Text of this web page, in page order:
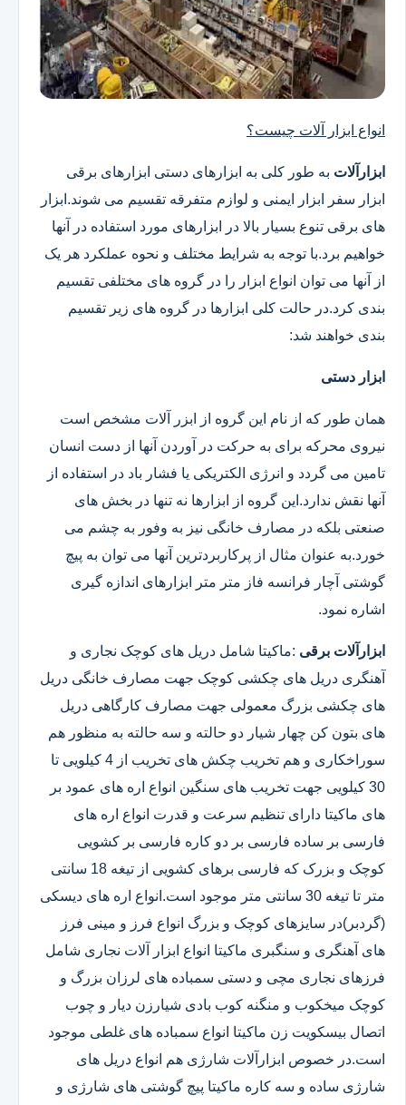
انواع ابزار آلات چیست؟
ابزارآلات به طور کلی به ابزارهای دستی ابزارهای برقی
ابزار سفر ابزار ایمنی و لوازم متفرقه تقسیم می شوند.ابزار
های برقی تنوع بسیار بالا در ابزارهای مورد استفاده در آنها
خواهیم برد.با توجه به شرایط مختلف و نحوه عملکرد هر یک
از آنها می توان انواع ابزار را در گروه های مختلفی تقسیم
بندی کرد.در حالت کلی ابزارها در گروه های زیر تقسیم
بندی خواهند شد:
ابزار دستی
همان طور که از نام این گروه از ابزر آلات مشخص است
نیروی محرکه برای به حرکت در آوردن آنها از دست انسان
تامین می گردد و انرژی الکتریکی یا فشار باد در استفاده از
آنها نقش ندارد.این گروه از ابزارها نه تنها در بخش های
صنعتی بلکه در مصارف خانگی نیز به وفور به چشم می
خورد.به عنوان مثال از پرکاربردترین آنها می توان به پیچ
گوشتی آچار فرانسه فاز متر متر ابزارهای اندازه گیری
اشاره نمود.
ابزارآلات برقی :ماکیتا شامل دریل های کوچک نجاری و
آهنگری دریل های چکشی کوچک جهت مصارف خانگی دریل
های چکشی بزرگ معمولی جهت مصارف کارگاهی دریل
های بتون کن چهار شیار دو حالته و سه حالته به منظور هم
سوراخکاری و هم تخریب چکش های تخریب از 4 کیلویی تا
30 کیلویی جهت تخریب های سنگین انواع اره های عمود بر
های ماکیتا دارای تنظیم سرعت و قدرت انواع اره های
فارسی بر ساده فارسی بر دو کاره فارسی بر کشویی
کوچک و بزرک که فارسی برهای کشویی از تیغه 18 سانتی
متر تا تیغه 30 سانتی متر موجود است.انواع اره های دیسکی
(گردبر)در سایزهای کوچک و بزرگ انواع فرز و مینی فرز
های آهنگری و سنگبری ماکیتا انواع ابزار آلات نجاری شامل
فرزهای نجاری مچی و دستی سمباده های لرزان بزرگ و
کوچک میخکوب و منگنه کوب بادی شیارزن دیار و چوب
اتصال بیسکویت زن ماکیتا انواع سمباده های غلطی موجود
است.در خصوص ابزارآلات شارژی هم انواع دریل های
شارژی ساده و سه کاره ماکیتا پیچ گوشتی های شارژی و